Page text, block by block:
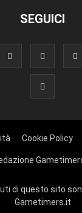
SEGUICI
Cookie Policy
di questo sito
Gametimers.it